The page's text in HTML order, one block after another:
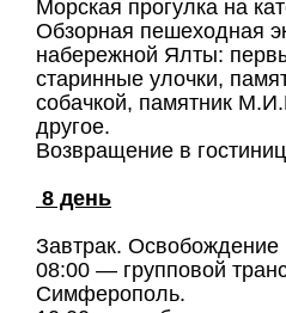
Морская прогулка на
Обзорная пешеходная
набережной Ялты:
старинные улочки,
собачкой, памятник
другое.
Возвращение в
8 день
Завтрак. Освобождение
08:00 — групповой
Симферополь.